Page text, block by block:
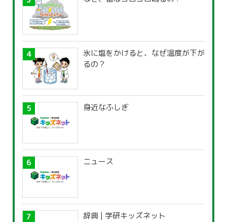
氷に塩をかけると、なぜ温度が下が
るの？
身近なふしぎ
ニュース
辞典 | 学研キッズネット